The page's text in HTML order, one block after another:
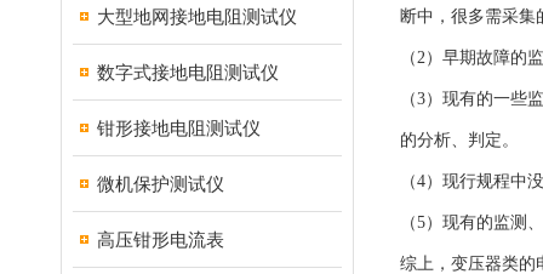
大型地网接地电阻测试仪
数字式接地电阻测试仪
钳形接地电阻测试仪
微机保护测试仪
高压钳形电流表
断中，很多需采集
（2）早期故障的
（3）现有的一些
的分析、判定。
（4）现行规程中
（5）现有的监测
综上，变压器类的